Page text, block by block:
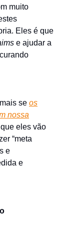
muito
Eles é que
e ajudar a
se os
nossa
eles vão
“meta
e
e